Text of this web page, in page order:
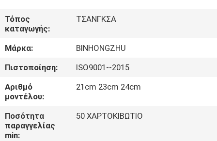
ΠΕΡΊΠΟΥ
ΕΜΕΊΣ
ΓΎΡΟΣ
ΕΡΓΟΣΤΑΣΊΩΝ
ΠΟΙΟΤΙΚΌΣ
ΈΛΕΓΧΟΣ
Τόπος
καταγωγής:
ΤΣΑΝΓΚΣΑ
Μάρκα:
BINHONGZHU
Πιστοποίηση:
ISO9001--2015
Αριθμό
μοντέλου:
21cm 23cm 24cm
Ποσότητα
παραγγελίας
min:
50 ΧΑΡΤΟΚΙΒΩΤΙΟ